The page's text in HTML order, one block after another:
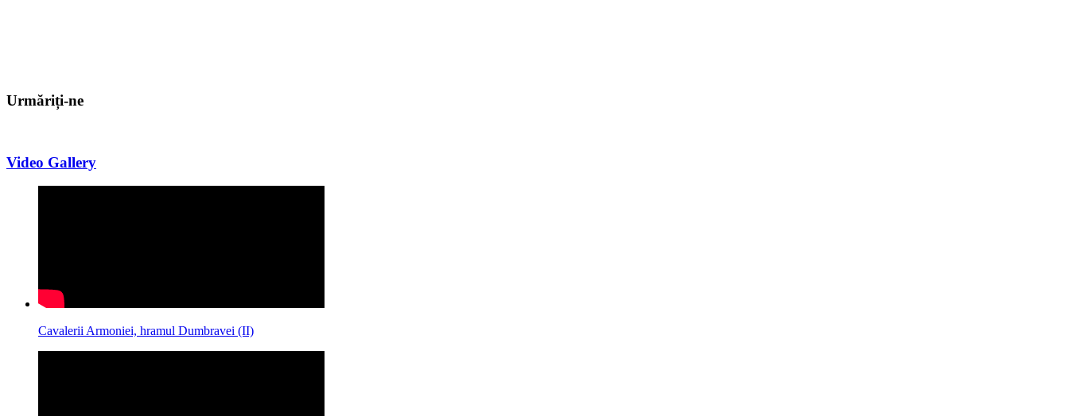
Urmăriți-ne
Video Gallery
Cavalerii Armoniei, hramul Dumbravei (II)